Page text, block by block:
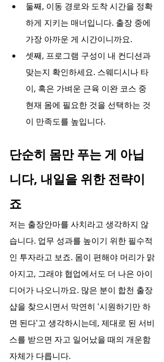
둘째, 이동 경로와 도착 시간을 정확
하게 지키는 매너입니다. 출장 중에
가장 아까운 게 시간이니까요.
셋째, 프로그램 구성이 내 컨디션과
맞는지 확인하세요. 스웨디시나 타
이, 혹은 가벼운 근육 이완 코스 중
현재 몸에 필요한 것을 선택하는 것
이 만족도를 높입니다.
단순히 몸만 푸는 게 아닙
니다, 내일을 위한 전략이
죠
저는 출장안마를 사치라고 생각하지 않
습니다. 업무 성과를 높이기 위한 필수적
인 투자라고 보죠. 몸이 편해야 머리가 맑
아지고, 그래야 협업에서도 더 나은 아이
디어가 나오니까요. 많은 분이 합천 출장
샵을 찾으시면서 막연히 '시원하기만 하
면 된다'고 생각하시는데, 제대로 된 서비
스를 받으면 자고 일어났을 때의 개운함
자체가 다릅니다.